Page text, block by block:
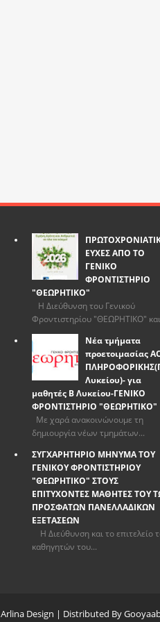
ΕΥΧΕΣ ΑΠΟ ΤΟ
ΓΕΝΙΚΟ
ΦΡΟΝΤΙΣΤΗΡΙΟ
"ΘΕΩΡΗΤΙΚΟ"
Η Διεύθυνση του Γενικού
Φροντιστηρίου "ΘΕΩΡΗΤΙΚΟ"
Νέα τμήματα
προετοιμασίας
Λυκείου)- για
μαθητές Β Λυκείου-ΓΕΝΙΚΟ
ΦΡΟΝΤΙΣΤΗΡΙΟ "ΘΕΩΡΗΤΙΚΟ"
Με χαρά ανακοινώνουμε τη
δημιουργία νέων τμημάτων...
ΣΥΓΧΑΡΗΤΗΡΙΟ ΜΗΝΥΜΑ ΤΟΥ
ΓΕΝΙΚΟΥ ΦΡΟΝΤΙΣΤΗΡΙΟΥ
"ΘΕΩΡΗΤΙΚΟ" ΣΤΟΥΣ
ΕΠΙΤΥΧΟΝΤΕΣ ΜΑΘΗΤΕΣ ΤΟΥ
ΠΡΟΣΦΑΤΩΝ ΠΑΝΕΛΛΑΔΙΚΩΝ
ΕΞΕΤΑΣΕΩΝ
Η Διεύθυνση και το επιτελείο
καθηγητών του...
Arlina Design | Distributed By